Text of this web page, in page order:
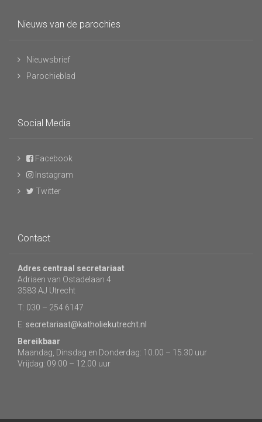
Nieuws van de parochies
Nieuwsbrief
Parochieblad
Social Media
Facebook
Instagram
Twitter
Contact
Adres centraal secretariaat
Adriaen van Ostadelaan 4
3583 AJ Utrecht
T: 030 – 254 6147
E: secretariaat@katholiekutrecht.nl
Bereikbaar
Maandag, Dinsdag en Donderdag: 10.00 – 15.30 uur
Vrijdag: 09.00 – 12.00 uur